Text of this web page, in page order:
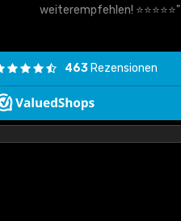
weiterempfehlen! ⭐⭐⭐⭐⭐"
463 Rezensionen